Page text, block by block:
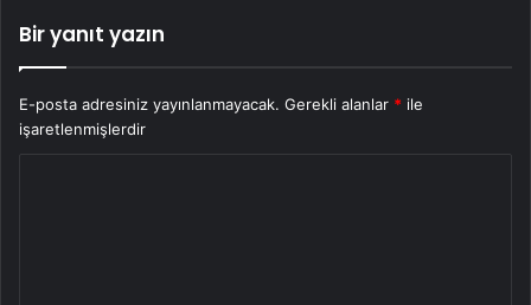
Bir yanıt yazın
E-posta adresiniz yayınlanmayacak. Gerekli alanlar * ile
işaretlenmişlerdir